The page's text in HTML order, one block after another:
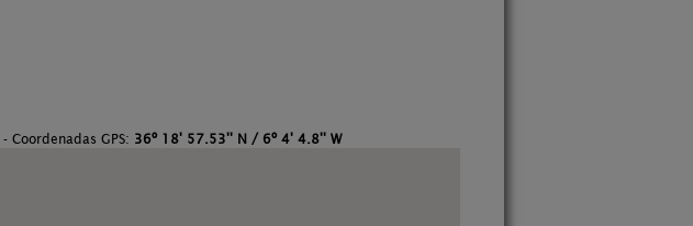
- Coordenadas GPS: 36º 18' 57.53'' N / 6º 4' 4.8'' W